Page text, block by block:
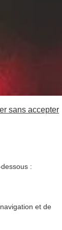
:
et de
sans accepter